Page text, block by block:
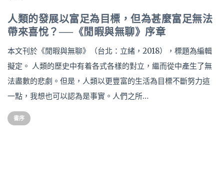
人類的發展以富足為目標，但為甚麼富足無法
帶來喜悅？──《閒暇與無聊》序章
本文刊於《閒暇與無聊》（台北：立緒，2018），標題為編輯
擬定。 人類的歷史中有着各式各樣的對立，繼而從中產生了無
法盡數的悲劇。但是，人類以更豐富的生活為目標不斷努力這
一點，我想也可以認為是事實。人們之所…
書序